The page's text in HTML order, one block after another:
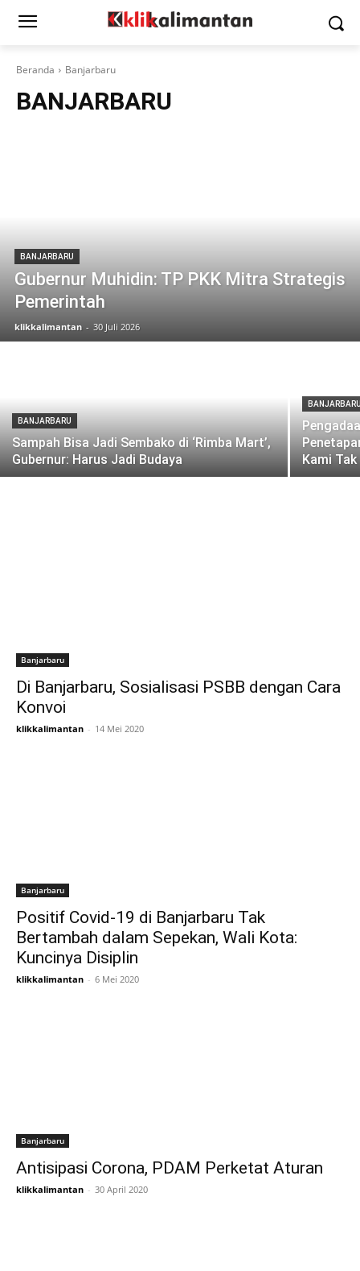
Beranda Banjarbaru
BANJARBARU
BANJARBARU
Gubernur Muhidin: TP PKK Mitra Strategis
Pemerintah
klikkalimantan - 30 Juli 2026
BANJARBARU
Sampah Bisa Jadi Sembako di ‘Rimba Mart’,
Gubernur: Harus Jadi Budaya
Kami
Banjarbaru
Di Banjarbaru, Sosialisasi PSBB dengan Cara
Konvoi
klikkalimantan - 14 Mei 2020
Banjarbaru
Positif Covid-19 di Banjarbaru Tak
Bertambah dalam Sepekan, Wali Kota:
Kuncinya Disiplin
klikkalimantan - 6 Mei 2020
Banjarbaru
Antisipasi Corona, PDAM Perketat Aturan
klikkalimantan - 30 April 2020